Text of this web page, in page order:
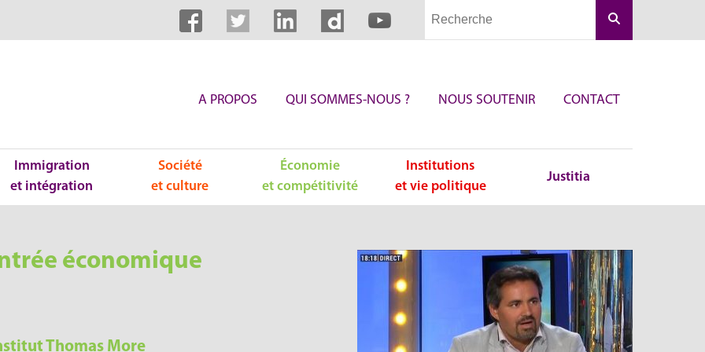
A PROPOS QUI SOMMES-NOUS ? NOUS SOUTENIR CONTACT
Immigration
et intégration
Société
et culture
Économie
et compétitivité
Institutions
et vie politique
Justitia
économique
Thomas More